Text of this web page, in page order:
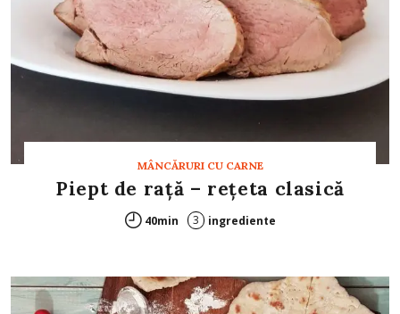
MÂNCĂRURI CU CARNE
Piept de rață – rețeta clasică
40min 3 ingrediente